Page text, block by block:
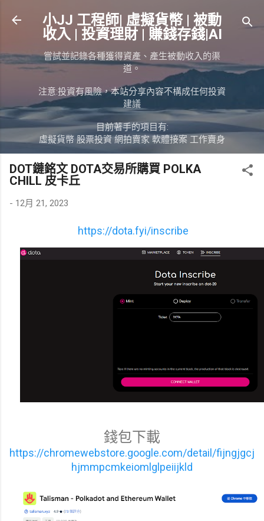
跳到主要內容
小JJ 工程師| 虛擬貨幣 | 被動
收入 | 投資理財 | 賺錢存錢|AI
嘗試並記錄各種獲得資產、產生被動收入的渠
道。
注意:投資有風險，本站分享內容不構成任何投資
建議
目前著手的項目有:
虛擬貨幣 股票投資 網拍賣家 軟體接案 工作賣身
DOT鏈銘文 DOTA交易所購買 POLKA
CHILL 皮卡丘
- 12月 21, 2023
https://dota.fyi/inscribe
錢包下載
https://chromewebstore.google.com/detail/fijngjgcj
hjmmpcmkeiomlglpeiijkld